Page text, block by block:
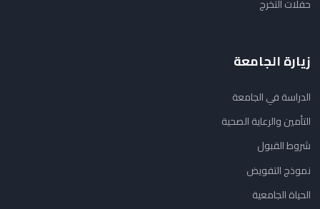
حفلات التخرج
زيارة الجامعة
الدراسة في الجامعة
التأمين والرعاية الصحية
شروط القبول
نموذج التفويض
الحياة الجامعية